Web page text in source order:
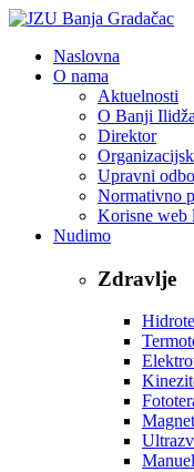
Naslovna
O nama
Aktuelnosti
O Banji Ilidža
Direktor
Upravni
Normativno
Korisne web
Nudimo
Zdravlje